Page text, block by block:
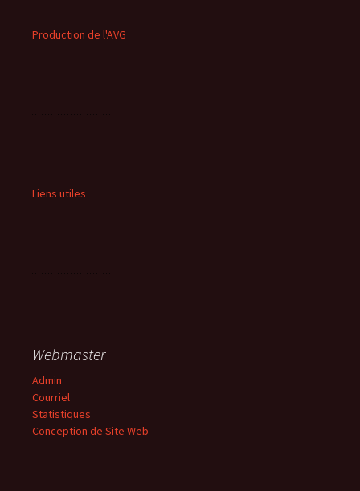
Production de l'AVG
Liens utiles
Webmaster
Admin
Courriel
Statistiques
Conception de Site Web